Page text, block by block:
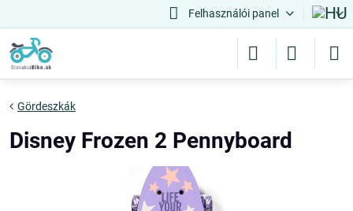
Felhasználói panel
Gördeszkák
Disney Frozen 2 Pennyboard